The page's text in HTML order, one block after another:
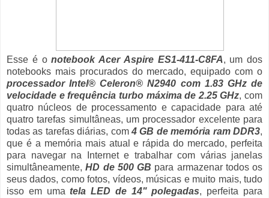
Esse é onotebook Acer Aspire ES1-411-C8FA, um dos
notebooks mais procurados do mercado, equipado com o
processador Intel® Celeron® N2940 com 1.83 GHz de
velocidade e frequência turbo máxima de 2.25 GHz, com
quatro núcleos de processamento e capacidade para até
quatro tarefas simultâneas, um processador excelente para
todas as tarefas diárias, com4 GB de memória ram DDR3,
que é a memória mais atual e rápida do mercado, perfeita
para navegar na Internet e trabalhar com várias janelas
simultâneamente,HD de 500 GB para armazenar todos os
seus dados, como fotos, vídeos, músicas e muito mais, tudo
isso em umatela LED de 14" polegadas, perfeita para